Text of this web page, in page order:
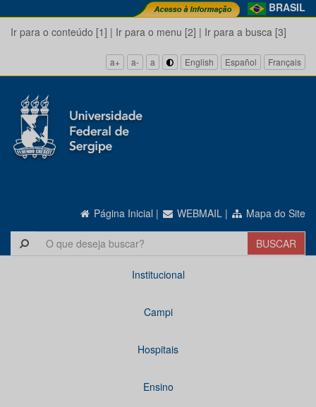
BRASIL
Ir para o conteúdo [1] | Ir para o menu [2] | Ir para a busca [3]
a+ a- a English Español Français
Página Inicial | WEBMAIL | Mapa do Site
Institucional
Campi
Hospitais
Ensino